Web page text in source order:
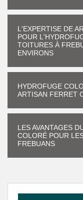
L'EXPERTISE DE
POUR
TOITURES À
ENVIRONS
HYDROFUGE
ARTISAN FERRET
LES AVANTAGES
COLORÉ POUR
FREBUANS